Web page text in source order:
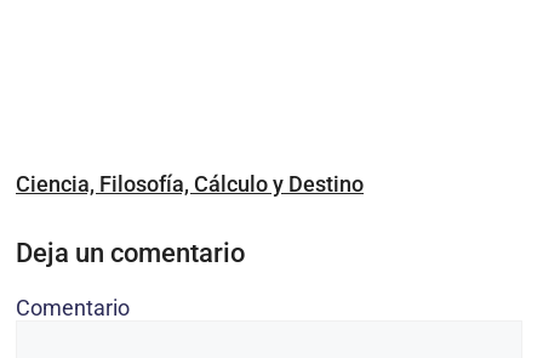
Ciencia, Filosofía, Cálculo y Destino
Deja un comentario
Comentario